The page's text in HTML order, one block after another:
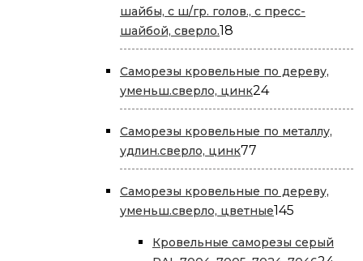
шайбы, с ш/гр. голов., с пресс-
шайбой, сверло.18
товаров
Саморезы кровельные по дереву,
уменьш.сверло, цинк2424
товара
Саморезы кровельные по металлу,
удлин.сверло, цинк77
товаров
Саморезы кровельные по дереву,
уменьш.сверло, цветные145
Кровельные саморезы серый